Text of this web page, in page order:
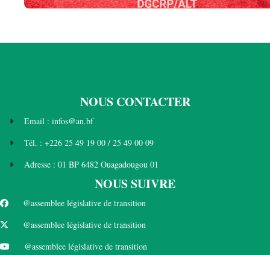
NOUS CONTACTER
Email : infos@an.bf
Tél. : +226 25 49 19 00 / 25 49 00 09
Adresse : 01 BP 6482 Ouagadougou 01
NOUS SUIVRE
@assemblee législative de transition
@assemblee législative de transition
@assemblee législative de transition